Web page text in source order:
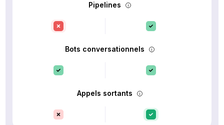
Pipelines
Bots conversationnels
Appels sortants